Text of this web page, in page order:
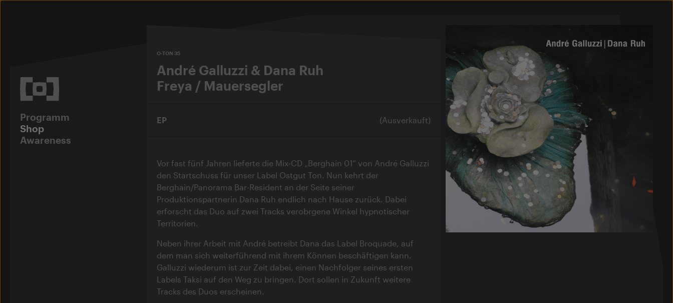
Programm
Shop
Awareness
O-TON 35
André Galluzzi & Dana Ruh
Freya / Mauersegler
EP (Ausverkauft)
Vor fast fünf Jahren lieferte die Mix-CD „Berghain 01“ von André Galluzzi
den Startschuss für unser Label Ostgut Ton. Nun kehrt der
Berghain/Panorama Bar-Resident an der Seite seiner
Produktionspartnerin Dana Ruh endlich nach Hause zurück. Dabei
erforscht das Duo auf zwei Tracks verobrgene Winkel hypnotischer
Territorien.
Neben ihrer Arbeit mit André betreibt Dana das Label Broquade, auf
dem man sich weiterführend mit ihrem Können beschäftigen kann.
Galluzzi wiederum ist zur Zeit dabei, einen Nachfolger seines ersten
Labels Taksi auf den Weg zu bringen. Dort sollen in Zukunft weitere
Tracks des Duos erscheinen.